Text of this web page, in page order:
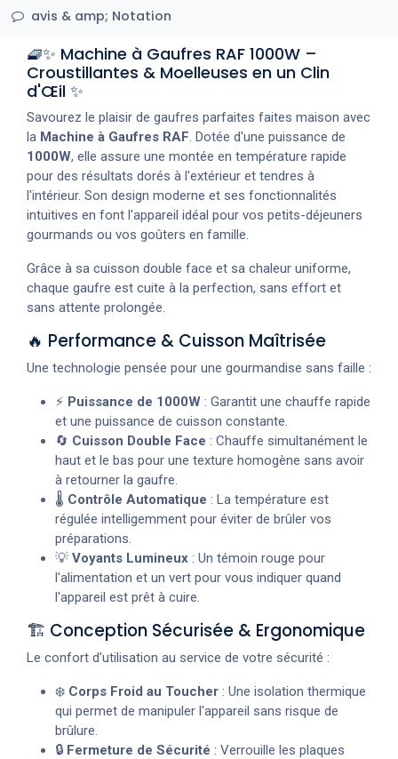
avis & amp; Notation
🧇✨ Machine à Gaufres RAF 1000W –
Croustillantes & Moelleuses en un Clin
d'Œil ✨
Savourez le plaisir de gaufres parfaites faites maison avec
la Machine à Gaufres RAF. Dotée d'une puissance de
1000W, elle assure une montée en température rapide
pour des résultats dorés à l'extérieur et tendres à
l'intérieur. Son design moderne et ses fonctionnalités
intuitives en font l'appareil idéal pour vos petits-déjeuners
gourmands ou vos goûters en famille.
Grâce à sa cuisson double face et sa chaleur uniforme,
chaque gaufre est cuite à la perfection, sans effort et
sans attente prolongée.
🔥 Performance & Cuisson Maîtrisée
Une technologie pensée pour une gourmandise sans faille :
⚡ Puissance de 1000W : Garantit une chauffe rapide
et une puissance de cuisson constante.
🔄 Cuisson Double Face : Chauffe simultanément le
haut et le bas pour une texture homogène sans avoir
à retourner la gaufre.
🌡️ Contrôle Automatique : La température est
régulée intelligemment pour éviter de brûler vos
préparations.
💡 Voyants Lumineux : Un témoin rouge pour
l'alimentation et un vert pour vous indiquer quand
l'appareil est prêt à cuire.
🏗️ Conception Sécurisée & Ergonomique
Le confort d'utilisation au service de votre sécurité :
❄️ Corps Froid au Toucher : Une isolation thermique
qui permet de manipuler l'appareil sans risque de
brûlure.
🔒 Fermeture de Sécurité : Verrouille les plaques